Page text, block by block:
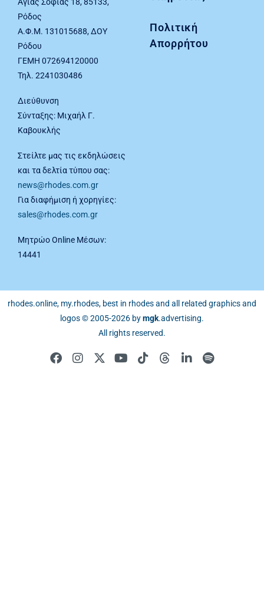
Ρόδος
Α.Φ.Μ. 131015688, ΔΟΥ
Ρόδου
ΓΕΜΗ 072694120000
Τηλ. 2241030486
Διεύθυνση
Σύνταξης: Μιχαήλ Γ.
Καβουκλής
Στείλτε μας τις εκδηλώσεις
και τα δελτία τύπου σας:
news@rhodes.com.gr
Για διαφήμιση ή χορηγίες:
sales@rhodes.com.gr
Μητρώο Online Μέσων:
14441
Πολιτική
Απορρήτου
rhodes.online, my.rhodes, best in rhodes and all related graphics and
logos © 2005-2026 bymgk.advertising.
All rights reserved.